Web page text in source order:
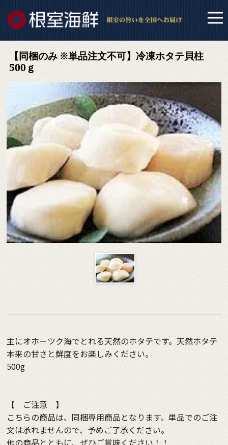
【同梱のみ ※単品注文不可】冷凍ホタテ貝柱
500ｇ
主にオホーツク海でとれる天然のホタテです。天然ホタテ
本来の甘さと鮮度をお楽しみください。
500g
【 ご注意 】
こちらの商品は、同梱専用商品となります。単品でのご注
文は承れませんので、予めご了承ください。